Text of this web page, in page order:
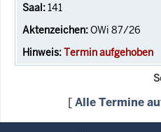
141
OWi 87/26
Termin aufgehoben
[Alle Termine